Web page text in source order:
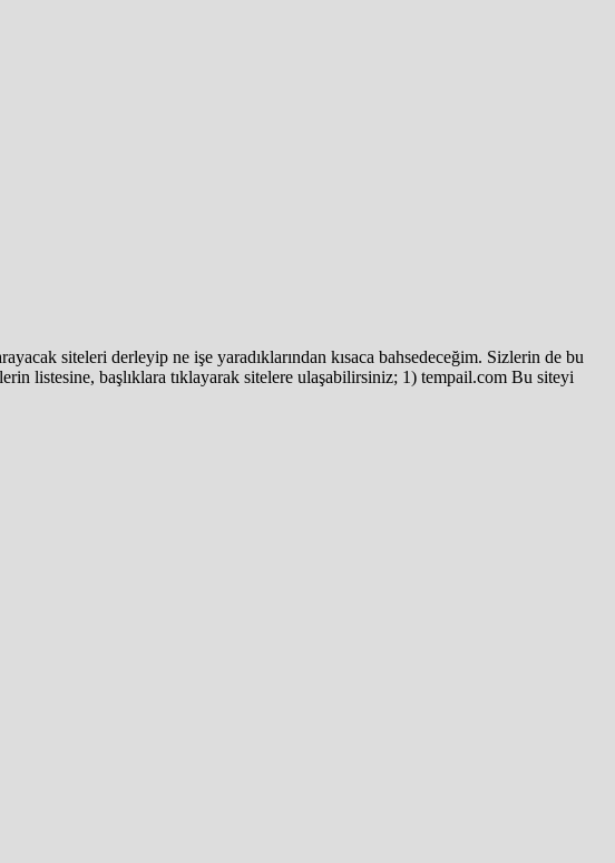
siteleri derleyip ne işe yaradıklarından kısaca bahsedeceğim. Sizlerin de bu
listesine, başlıklara tıklayarak sitelere ulaşabilirsiniz; 1) tempail.com Bu siteyi